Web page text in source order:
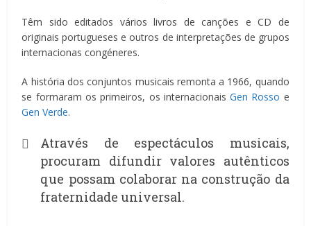
Têm sido editados vários livros de canções e CD de
originais portugueses e outros de interpretações de grupos
internacionas congéneres.
A história dos conjuntos musicais remonta a 1966, quando
se formaram os primeiros, os internacionaisGen Rosso e
Gen Verde.
Através de espectáculos musicais,
procuram difundir valores autênticos
que possam colaborar na construção da
fraternidade universal.